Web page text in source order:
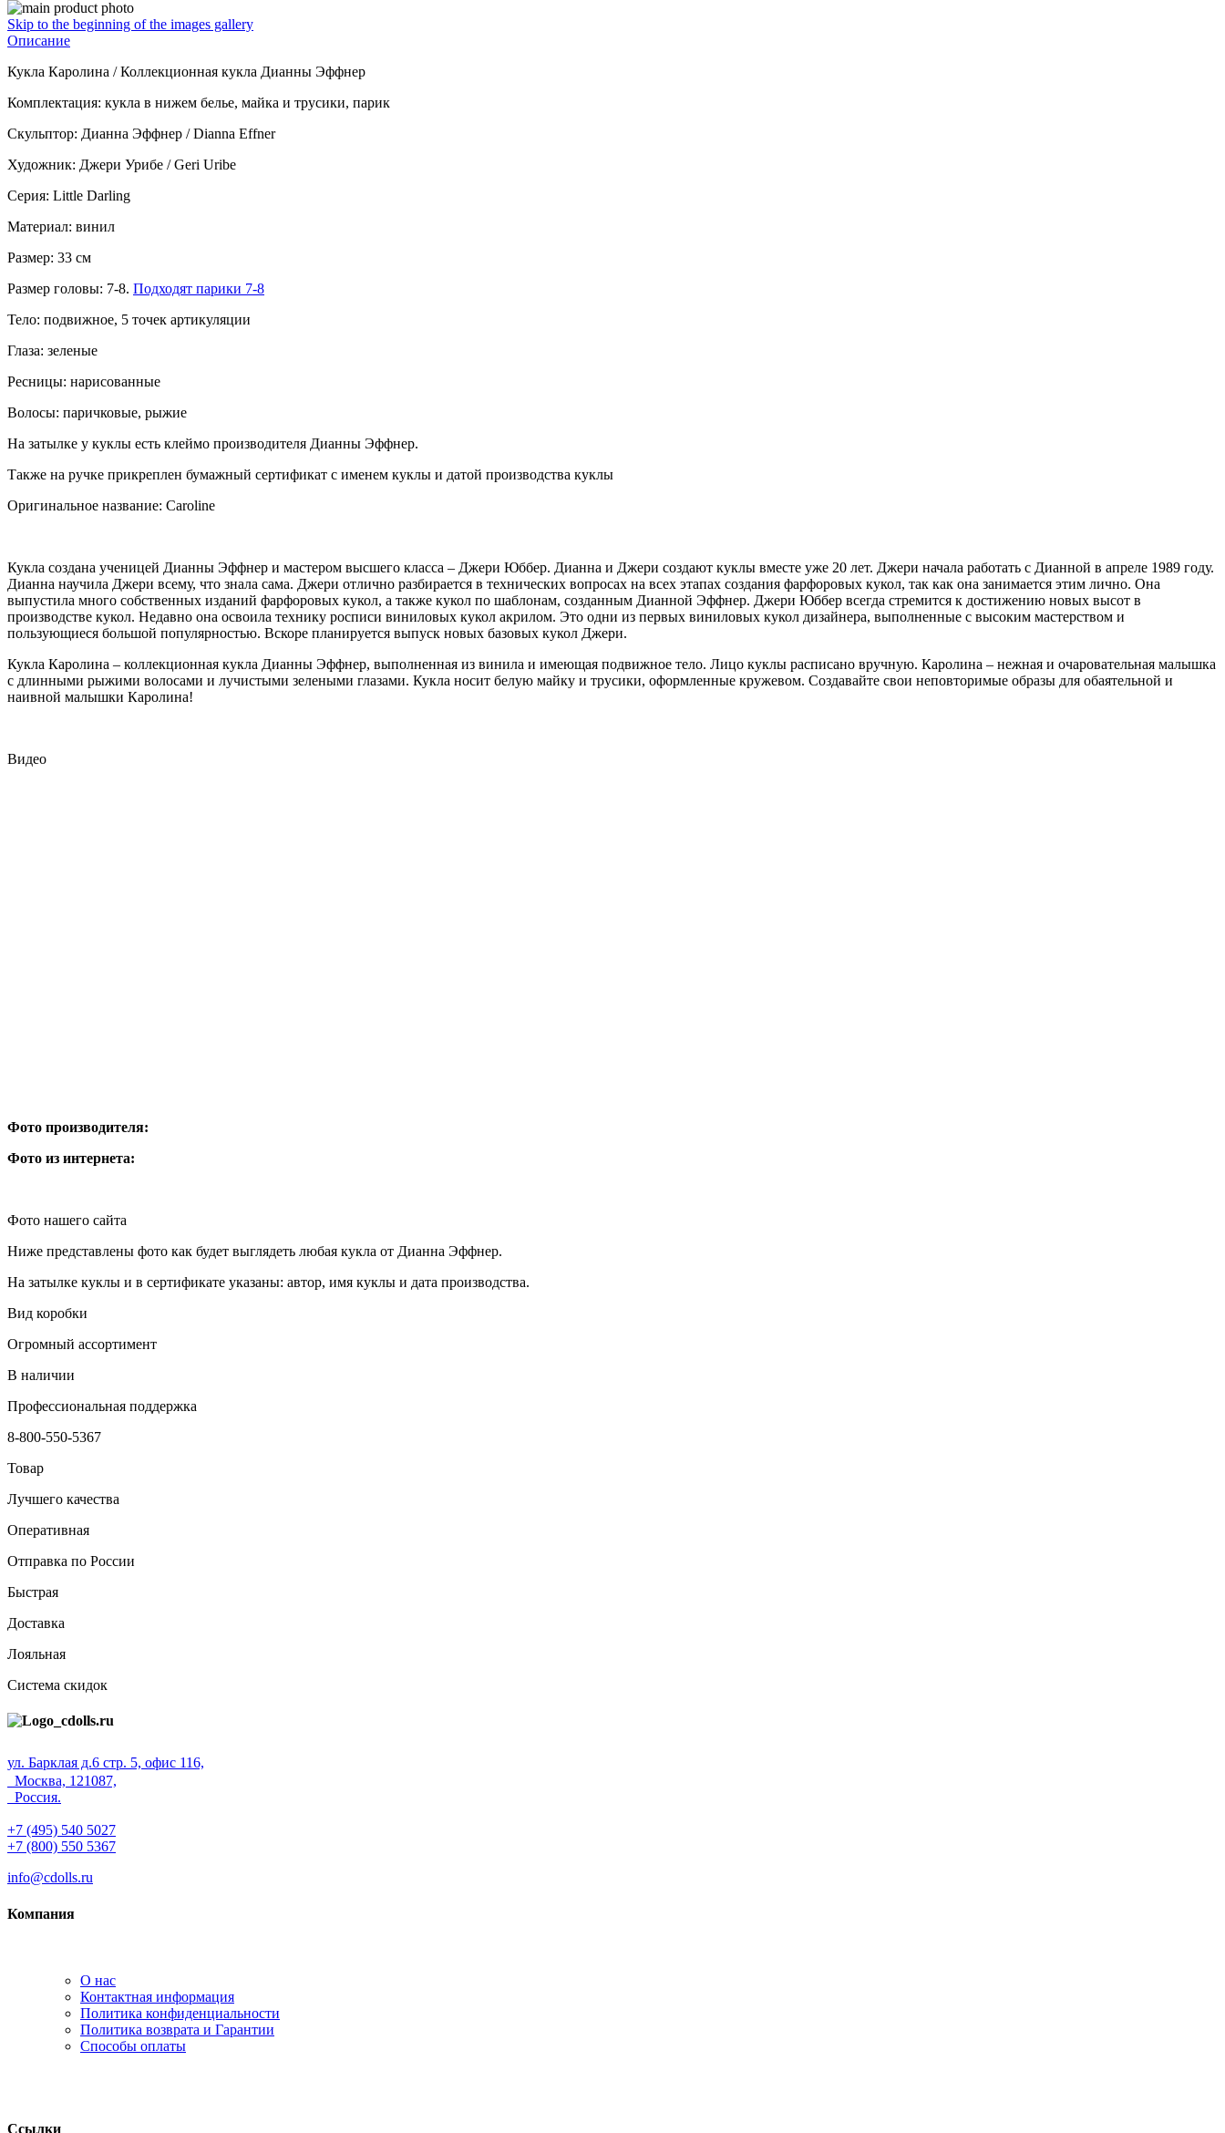
Skip to the beginning of the images gallery
Описание
Кукла Каролина / Коллекционная кукла Дианны Эффнер
Комплектация: кукла в нижем белье, майка и трусики, парик
Скульптор: Дианна Эффнер / Dianna Effner
Художник: Джери Урибе / Geri Uribe
Серия: Little Darling
Материал: винил
Размер: 33 см
Размер головы: 7-8. Подходят парики 7-8
Тело: подвижное, 5 точек артикуляции
Глаза: зеленые
Ресницы: нарисованные
Волосы: паричковые, рыжие
На затылке у куклы есть клеймо производителя Дианны Эффнер.
Также на ручке прикреплен бумажный сертификат с именем куклы и датой производства куклы
Оригинальное название: Caroline
Кукла создана ученицей Дианны Эффнер и мастером высшего класса – Джери Юббер. Дианна и Джери создают куклы вместе уже 20 лет. Джери начала работать с Дианной в апреле 1989 году.
Дианна научила Джери всему, что знала сама. Джери отлично разбирается в технических вопросах на всех этапах создания фарфоровых кукол, так как она занимается этим лично. Она
выпустила много собственных изданий фарфоровых кукол, а также кукол по шаблонам, созданным Дианной Эффнер. Джери Юббер всегда стремится к достижению новых высот в
производстве кукол. Недавно она освоила технику росписи виниловых кукол акрилом. Это одни из первых виниловых кукол дизайнера, выполненные с высоким мастерством и
пользующиеся большой популярностью. Вскоре планируется выпуск новых базовых кукол Джери.
Кукла Каролина – коллекционная кукла Дианны Эффнер, выполненная из винила и имеющая подвижное тело. Лицо куклы расписано вручную. Каролина – нежная и очаровательная малышка
с длинными рыжими волосами и лучистыми зелеными глазами. Кукла носит белую майку и трусики, оформленные кружевом. Создавайте свои неповторимые образы для обаятельной и
наивной малышки Каролина!
Видео
Фото производителя:
Фото из интернета:
Фото нашего сайта
Ниже представлены фото как будет выглядеть любая кукла от Дианна Эффнер.
На затылке куклы и в сертификате указаны: автор, имя куклы и дата производства.
Вид коробки
Огромный ассортимент
В наличии
Профессиональная поддержка
8-800-550-5367
Товар
Лучшего качества
Оперативная
Отправка по России
Быстрая
Доставка
Лояльная
Система скидок
ул. Барклая д.6 стр. 5, офис 116,
Москва, 121087,
Россия.
+7 (495) 540 5027
+7 (800) 550 5367
info@cdolls.ru
Компания
О нас
Контактная информация
Политика конфиденциальности
Политика возврата и Гарантии
Способы оплаты
Ссылки